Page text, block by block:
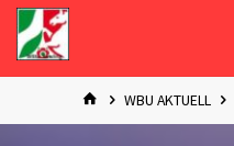
Zum
Inhalt
springen
STARTWBU AKTUELL